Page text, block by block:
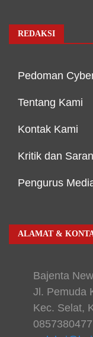
REDAKSI
Pedoman
Tentang Kami
Kontak Kami
Kritik dan Saran
Pengurus
ALAMAT &
Bajenta
Jl. Pemuda
Kec. Selat,